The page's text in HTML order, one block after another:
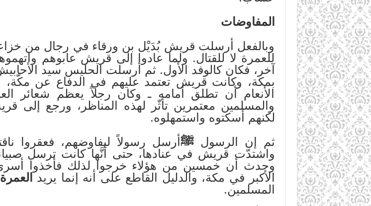
المفاوضات
وبالفعل أرسلت قريش بُدَيْل بن ورقاء في رجال من خزاعة
للعمرة لا للقتال. ولما عادوا إلى قريش عابوهم
آخر، فكان كالوفد الأول. ثم أرسلت الحليس سيد
بمكة، وكانت قريش تعتمد عليهم في الدفاع عن مكّة،
الأنعام أن تطلق أمامه ـ وكان رجلاً يعظم شعائر
والمسلمين معتمرين تأثّر لهذه المناظر، ورجع إلى
لكنهم أسكتوه واستمهلوه.
ثم إن الرسولﷺأرسل رسولاً ليفاوضهم، فعقروا
واشتدّت قريش في عنادها، حتى أنَّها كانت ترسل
وحدث أن خمسين من هؤلاء خرجوا لذلك فأخذوا
الأكبر في مكة، والدليل القاطع على أنه إنما يريدالعمرة
المسلمين.